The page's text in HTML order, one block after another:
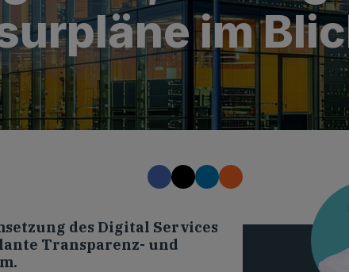
im
des Digital Services
Transparenz- und